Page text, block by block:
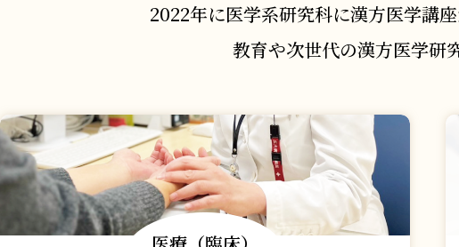
2022年に医学系研究科に漢方医学講
教育や次世代の漢方医学研